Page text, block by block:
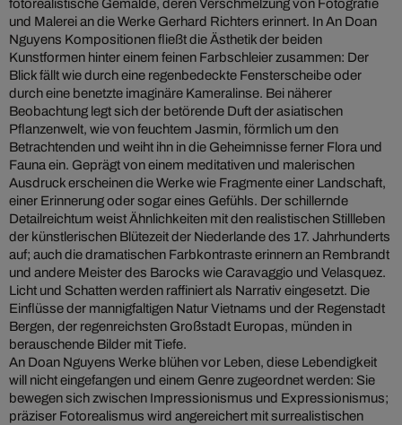
fotorealistische Gemälde, deren Verschmelzung von Fotografie
und Malerei an die Werke Gerhard Richters erinnert. In An Doan
Nguyens Kompositionen fließt die Ästhetik der beiden
Kunstformen hinter einem feinen Farbschleier zusammen: Der
Blick fällt wie durch eine regenbedeckte Fensterscheibe oder
durch eine benetzte imaginäre Kameralinse. Bei näherer
Beobachtung legt sich der betörende Duft der asiatischen
Pflanzenwelt, wie von feuchtem Jasmin, förmlich um den
Betrachtenden und weiht ihn in die Geheimnisse ferner Flora und
Fauna ein. Geprägt von einem meditativen und malerischen
Ausdruck erscheinen die Werke wie Fragmente einer Landschaft,
einer Erinnerung oder sogar eines Gefühls. Der schillernde
Detailreichtum weist Ähnlichkeiten mit den realistischen Stillleben
der künstlerischen Blütezeit der Niederlande des 17. Jahrhunderts
auf; auch die dramatischen Farbkontraste erinnern an Rembrandt
und andere Meister des Barocks wie Caravaggio und Velasquez.
Licht und Schatten werden raffiniert als Narrativ eingesetzt. Die
Einflüsse der mannigfaltigen Natur Vietnams und der Regenstadt
Bergen, der regenreichsten Großstadt Europas, münden in
berauschende Bilder mit Tiefe.
An Doan Nguyens Werke blühen vor Leben, diese Lebendigkeit
will nicht eingefangen und einem Genre zugeordnet werden: Sie
bewegen sich zwischen Impressionismus und Expressionismus;
präziser Fotorealismus wird angereichert mit surrealistischen